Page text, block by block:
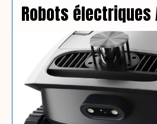
Robots électriques